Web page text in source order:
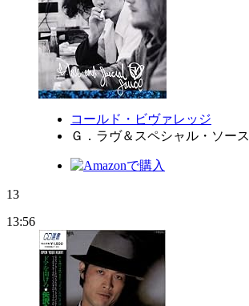
コールド・ビヴァレッジ
Ｇ．ラヴ＆スペシャル・ソース
13
13:56